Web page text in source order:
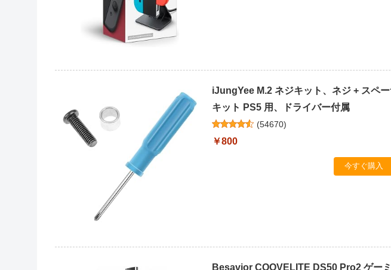
iJungYee M.2 ネジキット、ネジ + スペ
キット PS5 用、ドライバー付属
(54670)
￥800
今すぐ購入
Besavior COOVELITE DS50 Pro2 ゲー